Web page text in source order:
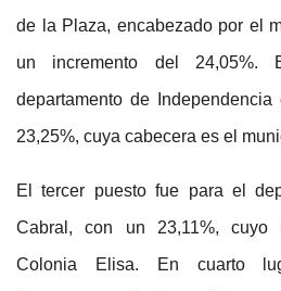
de la Plaza, encabezado por el
un incremento del 24,05%.
departamento de
23,25%, cuya cabecera es el
El tercer puesto fue para el
Cabral, con un 23,11%, cuyo
Colonia Elisa. En cuarto